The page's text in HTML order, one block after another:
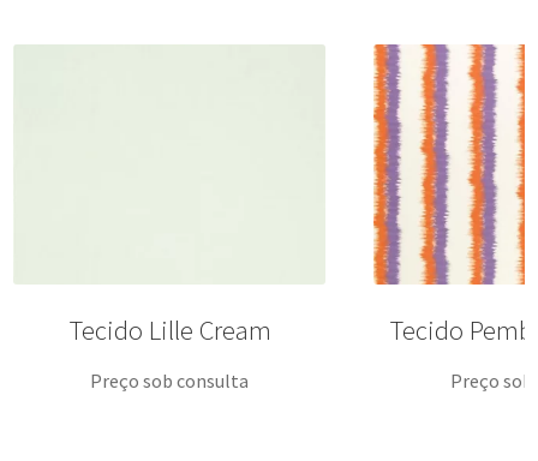
Tecido Lille Cream
Preço sob consulta
Tecido
Preço